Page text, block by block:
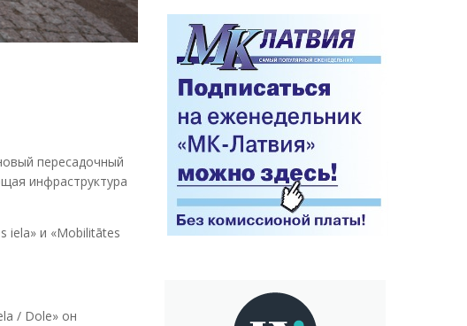
пересадочный
инфраструктура
iela» и «Mobilitātes
/ Dole» он